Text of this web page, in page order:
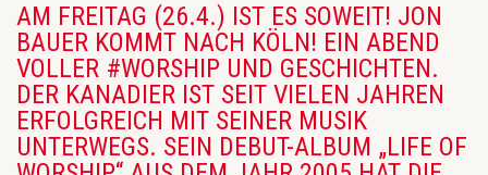
AM FREITAG (26.4.) IST ES SOWEIT! JON
BAUER KOMMT NACH KÖLN! EIN ABEND
VOLLER #WORSHIP UND GESCHICHTEN.
DER KANADIER IST SEIT VIELEN JAHREN
ERFOLGREICH MIT SEINER MUSIK
UNTERWEGS. SEIN DEBUT-ALBUM „LIFE OF